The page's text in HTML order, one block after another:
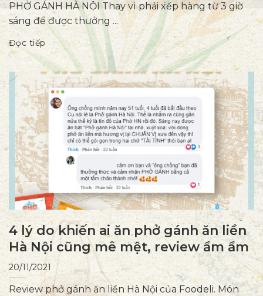
PHỞ GÁNH HÀ NỘI Thay vì phải xếp hàng từ 3 giờ
sáng để được thưởng ...
Đọc tiếp
4 lý do khiến ai ăn phở gánh ăn liền
Hà Nội cũng mê mệt, review ầm ầm
20/11/2021
Review phở gánh ăn liền Hà Nội của Foodeli. Món